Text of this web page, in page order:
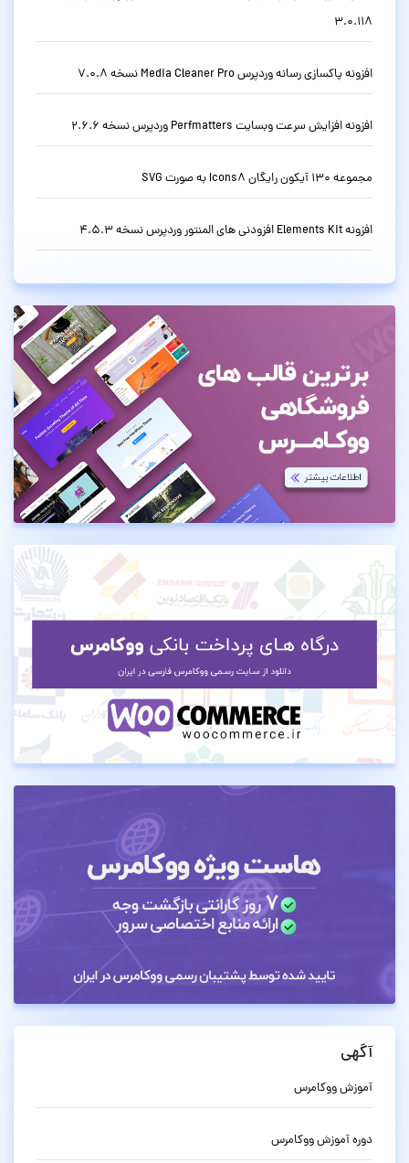
3.0.118
افزونه پاکسازی رسانه وردپرس Media Cleaner Pro نسخه 7.0.8
افزونه افزایش سرعت وبسایت Perfmatters وردپرس نسخه 2.6.6
مجموعه 130 آیکون رایگان Icons8 به صورت SVG
افزونه Elements Kit افزودنی های المنتور وردپرس نسخه 4.5.3
آگهی
آموزش ووکامرس
دوره آموزش ووکامرس